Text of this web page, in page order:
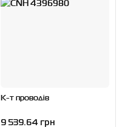
К-т проводів
9 539.64 грн